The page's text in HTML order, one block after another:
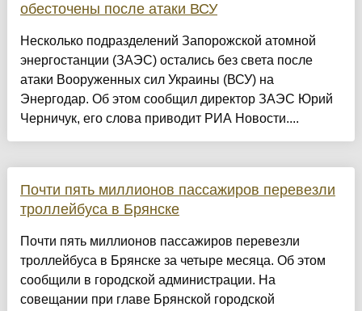
обесточены после атаки ВСУ
Несколько подразделений Запорожской атомной
энергостанции (ЗАЭС) остались без света после
атаки Вооруженных сил Украины (ВСУ) на
Энергодар. Об этом сообщил директор ЗАЭС Юрий
Черничук, его слова приводит РИА Новости....
Почти пять миллионов пассажиров перевезли
троллейбуса в Брянске
Почти пять миллионов пассажиров перевезли
троллейбуса в Брянске за четыре месяца. Об этом
сообщили в городской администрации. На
совещании при главе Брянской городской